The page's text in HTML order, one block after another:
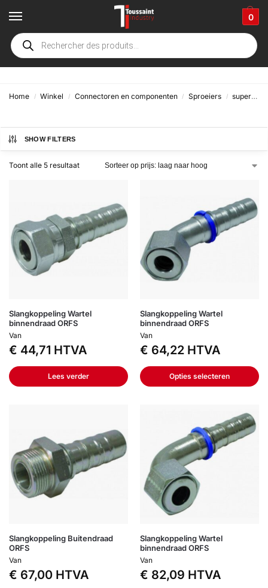
0
ORFS
Home / Winkel / Connectoren en componenten / Sproeiers / superspiraal
SHOW FILTERS
Toont alle 5 resultaat
Slangkoppeling Wartel
binnendraad ORFS
Van
€ 44,71 HTVA
Lees verder
Slangkoppeling Wartel
binnendraad ORFS
Van
€ 64,22 HTVA
Opties selecteren
Slangkoppeling Buitendraad
ORFS
Van
€ 67,00 HTVA
Slangkoppeling Wartel
binnendraad ORFS
Van
€ 82,09 HTVA